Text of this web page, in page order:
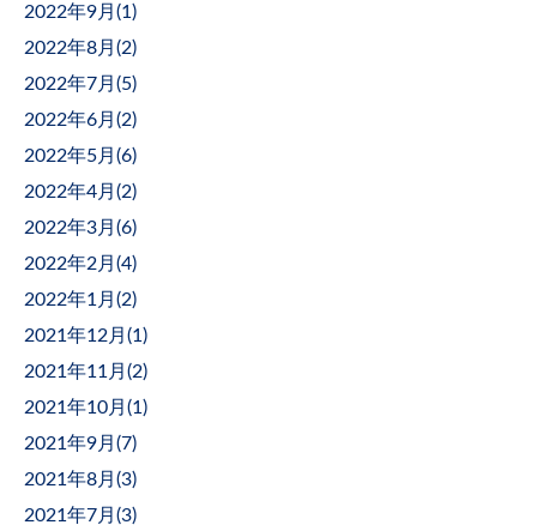
2022年9月(1)
2022年8月(2)
2022年7月(5)
2022年6月(2)
2022年5月(6)
2022年4月(2)
2022年3月(6)
2022年2月(4)
2022年1月(2)
2021年12月(1)
2021年11月(2)
2021年10月(1)
2021年9月(7)
2021年8月(3)
2021年7月(3)